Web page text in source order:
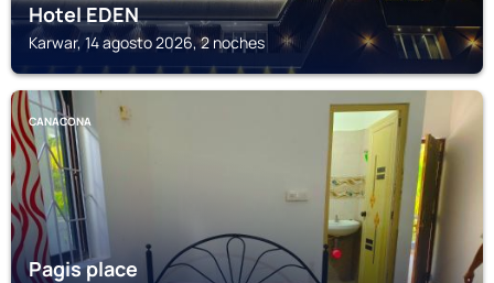
Hotel EDEN
Karwar, 14 agosto 2026, 2 noches
CANACONA
Pagis place